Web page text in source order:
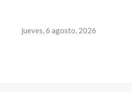
jueves, 6 agosto, 2026